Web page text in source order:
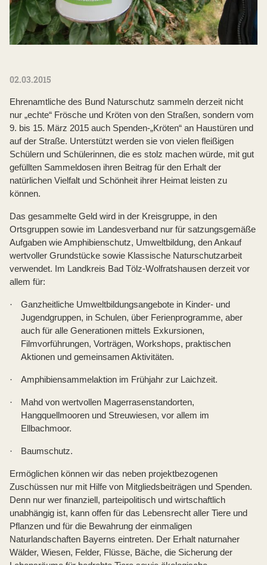
02.03.2015
Ehrenamtliche des Bund Naturschutz sammeln derzeit nicht
nur „echte“ Frösche und Kröten von den Straßen, sondern vom
9. bis 15. März 2015 auch Spenden-„Kröten“ an Haustüren und
auf der Straße. Unterstützt werden sie von vielen fleißigen
Schülern und Schülerinnen, die es stolz machen würde, mit gut
gefüllten Sammeldosen ihren Beitrag für den Erhalt der
natürlichen Vielfalt und Schönheit ihrer Heimat leisten zu
können.
Das gesammelte Geld wird in der Kreisgruppe, in den
Ortsgruppen sowie im Landesverband nur für satzungsgemäße
Aufgaben wie Amphibienschutz, Umweltbildung, den Ankauf
wertvoller Grundstücke sowie Klassische Naturschutzarbeit
verwendet. Im Landkreis Bad Tölz-Wolfratshausen derzeit vor
allem für:
·
Ganzheitliche Umweltbildungsangebote in Kinder- und
Jugendgruppen, in Schulen, über Ferienprogramme, aber
auch für alle Generationen mittels Exkursionen,
Filmvorführungen, Vorträgen, Workshops, praktischen
Aktionen und gemeinsamen Aktivitäten.
· Amphibiensammelaktion im Frühjahr zur Laichzeit.
·
Mahd von wertvollen Magerrasenstandorten,
Hangquellmooren und Streuwiesen, vor allem im
Ellbachmoor.
· Baumschutz.
Ermöglichen können wir das neben projektbezogenen
Zuschüssen nur mit Hilfe von Mitgliedsbeiträgen und Spenden.
Denn nur wer finanziell, parteipolitisch und wirtschaftlich
unabhängig ist, kann offen für das Lebensrecht aller Tiere und
Pflanzen und für die Bewahrung der einmaligen
Naturlandschaften Bayerns eintreten. Der Erhalt naturnaher
Wälder, Wiesen, Felder, Flüsse, Bäche, die Sicherung der